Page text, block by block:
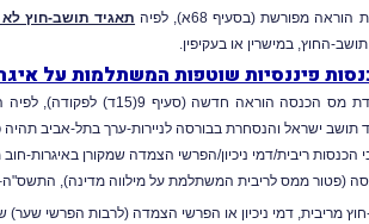
הוראה מפורשת (בסעיף 68א), לפיה תאגיד תושב-חוץ
החוץ, במישרין או בעקיפין.
פיננסיות שוטפות המשתלמות על
מס הכנסה
הוראה חדשה (סעיף
תושב ישראל והנסחרת בבורסה לניירות-ערך בתל-אביב
ריבית/דמי ניכיון/הפרשי הצמדה שמקורן באיגרות-חוב ממשלתיות
(פטור ממס לריבית המשתלמת על מילווה מדינה),
מריבית, דמי ניכיון או הפרשי הצמדה (לרבות הפרשי